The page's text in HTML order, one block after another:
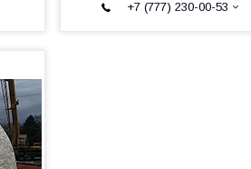
+7 (777) 230-00-53